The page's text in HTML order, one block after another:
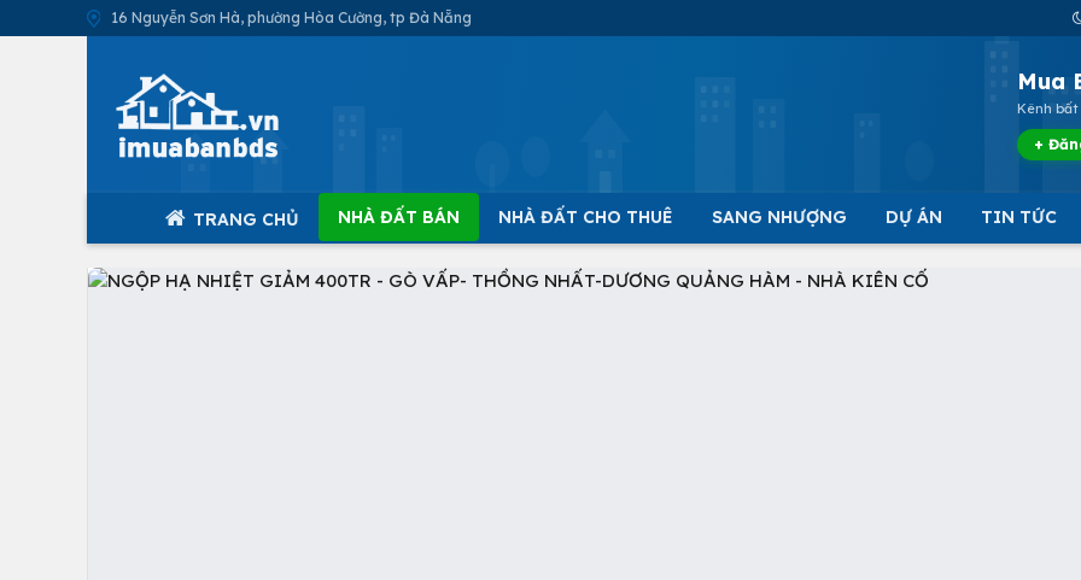
16 Nguyễn Sơn Hà, phường Hòa Cường, tp Đà Nẵng
Mua
Kênh bất
+
TRANG CHỦ NHÀ ĐẤT BÁN NHÀ ĐẤT CHO THUÊ SANG NHƯỢNG DỰ ÁN TIN TỨC